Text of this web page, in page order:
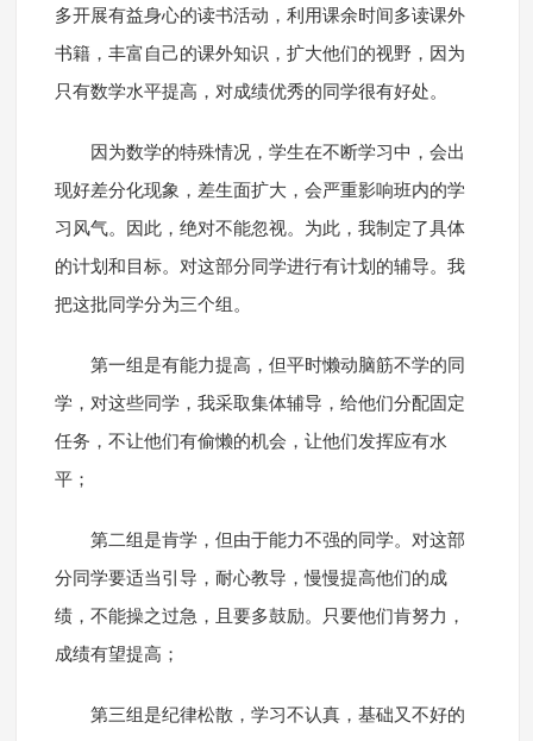
多开展有益身心的读书活动，利用课余时间多读课外
书籍，丰富自己的课外知识，扩大他们的视野，因为
只有数学水平提高，对成绩优秀的同学很有好处。
因为数学的特殊情况，学生在不断学习中，会出
现好差分化现象，差生面扩大，会严重影响班内的学
习风气。因此，绝对不能忽视。为此，我制定了具体
的计划和目标。对这部分同学进行有计划的辅导。我
把这批同学分为三个组。
第一组是有能力提高，但平时懒动脑筋不学的同
学，对这些同学，我采取集体辅导，给他们分配固定
任务，不让他们有偷懒的机会，让他们发挥应有水
平；
第二组是肯学，但由于能力不强的同学。对这部
分同学要适当引导，耐心教导，慢慢提高他们的成
绩，不能操之过急，且要多鼓励。只要他们肯努力，
成绩有望提高；
第三组是纪律松散，学习不认真，基础又不好的